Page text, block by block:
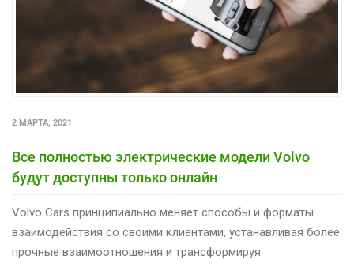
2 МАРТА, 2021
Все полностью электрические модели Volvo
будут доступны только онлайн
Volvo Cars принципиально меняет способы и форматы
взаимодействия со своими клиентами, устанавливая более
прочные взаимоотношения и трансформируя